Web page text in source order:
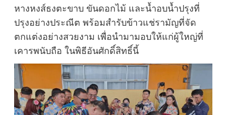
หางหงส์ธงตะขาบ ขันดอกไม้ และน้ำอบน้ำปรุงที่
ปรุงอย่างประณีต พร้อมสำรับข้าวแช่รามัญที่จัด
ตกแต่งอย่างสวยงาม เพื่อนำมามอบให้แก่ผู้ใหญ่ที่
เคารพนับถือ ในพิธีอันศักดิ์สิทธิ์นี้